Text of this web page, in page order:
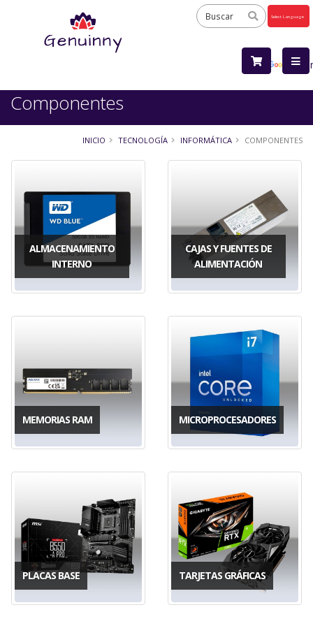
by
Componentes
INICIO TECNOLOGÍA INFORMÁTICA COMPONENTES
ALMACENAMIENTO
INTERNO
CAJAS Y FUENTES DE
ALIMENTACIÓN
MEMORIAS RAM MICROPROCESADORES
PLACAS BASE TARJETAS GRÁFICAS